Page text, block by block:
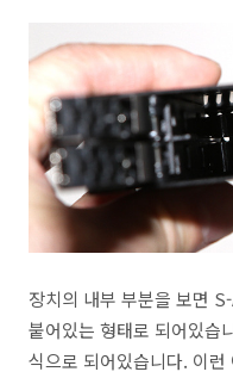
장치의 내부 부분을 보면
붙어있는 형태로 되어있습
식으로 되어있습니다. 이